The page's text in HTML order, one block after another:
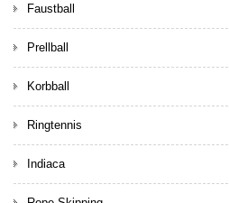
Faustball
Prellball
Korbball
Ringtennis
Indiaca